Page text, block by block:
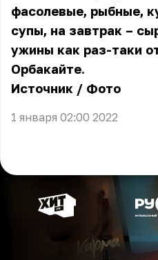
фасолевые, рыбные,
супы, на завтрак –
ужины как раз-таки
Орбакайте.
Источник / Фото
1 января 02:00 2022